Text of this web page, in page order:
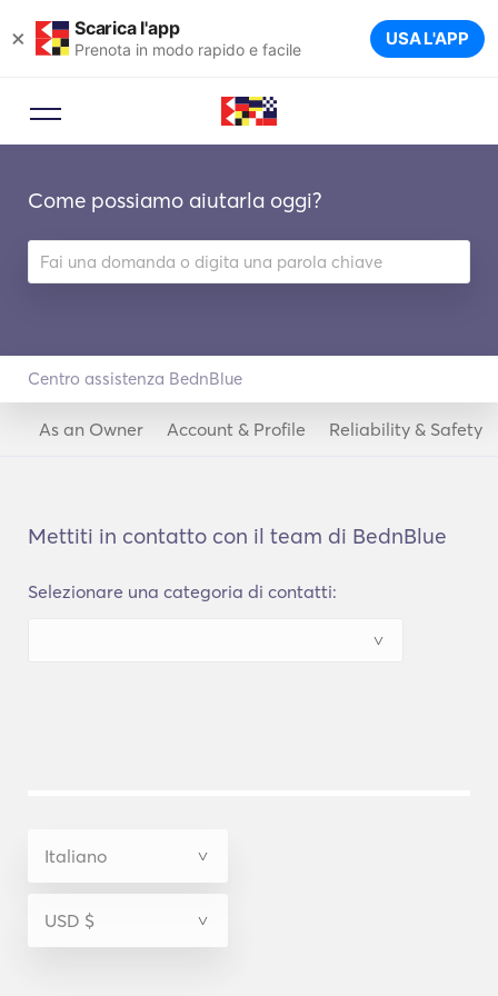
× Scarica l'app
Prenota in modo rapido e facile USA L'APP
Come possiamo aiutarla oggi?
Centro assistenza BednBlue
As an Owner Account & Profile Reliability & Safety
Mettiti in contatto con il team di BednBlue
Selezionare una categoria di contatti: